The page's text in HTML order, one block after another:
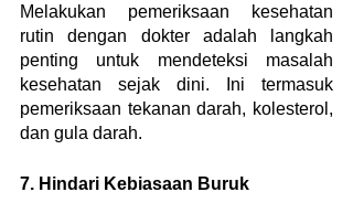
Melakukan pemeriksaan kesehatan
rutin dengan dokter adalah langkah
penting untuk mendeteksi masalah
kesehatan sejak dini. Ini termasuk
pemeriksaan tekanan darah, kolesterol,
dan gula darah.
7. Hindari Kebiasaan Buruk